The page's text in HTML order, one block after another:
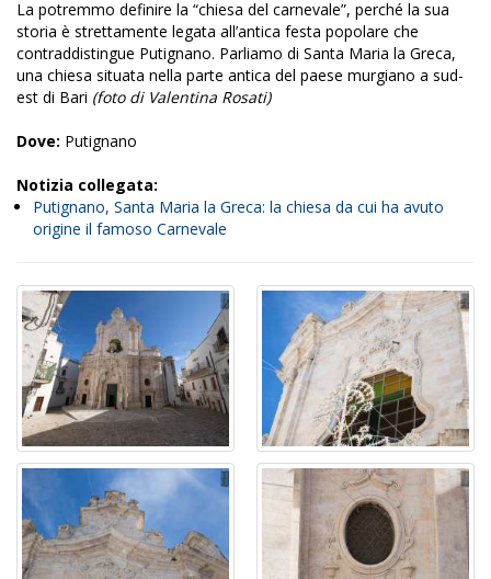
La potremmo definire la “chiesa del carnevale”, perché la sua
storia è strettamente legata all’antica festa popolare che
contraddistingue Putignano. Parliamo di Santa Maria la Greca,
una chiesa situata nella parte antica del paese murgiano a sud-
est di Bari (foto di Valentina Rosati)
Dove: Putignano
Notizia collegata:
Putignano, Santa Maria la Greca: la chiesa da cui ha avuto
origine il famoso Carnevale